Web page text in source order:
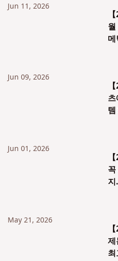
Jun 11, 2026
Jun 09, 2026
Jun 01, 2026
May 21, 2026
제